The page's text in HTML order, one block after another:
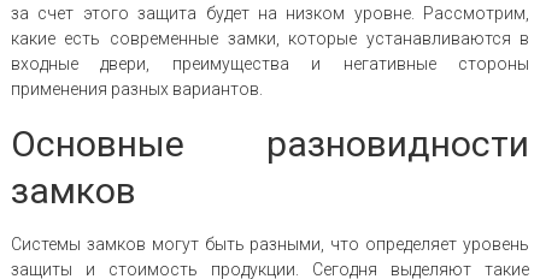
за счет этого защита будет на низком уровне. Рассмотрим,
какие есть современные замки, которые устанавливаются в
входные двери, преимущества и негативные стороны
применения разных вариантов.
Основные разновидности
замков
Системы замков могут быть разными, что определяет уровень
защиты и стоимость продукции. Сегодня выделяют такие